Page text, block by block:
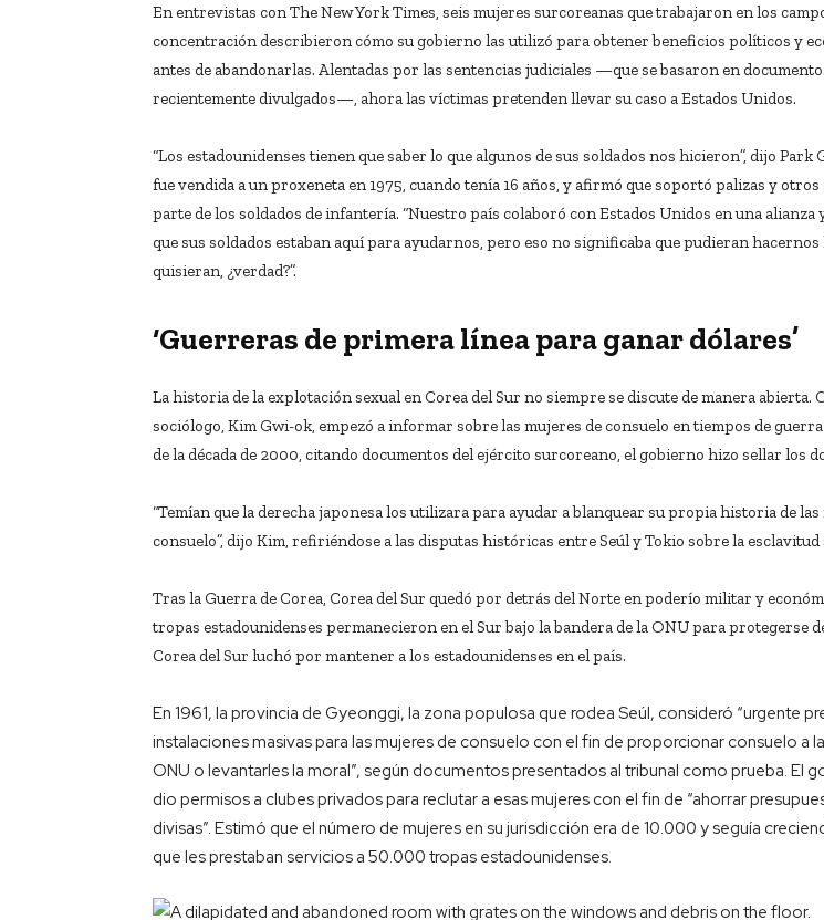
En entrevistas con The New York Times, seis mujeres surcoreanas que trabajaron en los
concentración describieron cómo su gobierno las utilizó para obtener beneficios políticos y
antes de abandonarlas. Alentadas por las sentencias judiciales —que se basaron en
recientemente divulgados—, ahora las víctimas pretenden llevar su caso a Estados Unidos.
“Los estadounidenses tienen que saber lo que algunos de sus soldados nos hicieron”, dijo Park
fue vendida a un proxeneta en 1975, cuando tenía 16 años, y afirmó que soportó palizas y
parte de los soldados de infantería. “Nuestro país colaboró con Estados Unidos en una alianza
que sus soldados estaban aquí para ayudarnos, pero eso no significaba que pudieran hacernos
quisieran, ¿verdad?”.
‘Guerreras de primera línea para ganar dólares’
La historia de la explotación sexual en Corea del Sur no siempre se discute de manera abierta.
sociólogo, Kim Gwi-ok, empezó a informar sobre las mujeres de consuelo en tiempos de
de la década de 2000, citando documentos del ejército surcoreano, el gobierno hizo sellar los
“Temían que la derecha japonesa los utilizara para ayudar a blanquear su propia historia de las
consuelo”, dijo Kim, refiriéndose a las disputas históricas entre Seúl y Tokio sobre la esclavitud
Tras la Guerra de Corea, Corea del Sur quedó por detrás del Norte en poderío militar y
tropas estadounidenses permanecieron en el Sur bajo la bandera de la ONU para protegerse
Corea del Sur luchó por mantener a los estadounidenses en el país.
En 1961, la provincia de Gyeonggi, la zona populosa que rodea Seúl, consideró “urgente
instalaciones masivas para las mujeres de consuelo con el fin de proporcionar consuelo a
ONU o levantarles la moral”, según documentos presentados al tribunal como prueba. El
dio permisos a clubes privados para reclutar a esas mujeres con el fin de “ahorrar
divisas”. Estimó que el número de mujeres en su jurisdicción era de 10.000 y seguía
que les prestaban servicios a 50.000 tropas estadounidenses.